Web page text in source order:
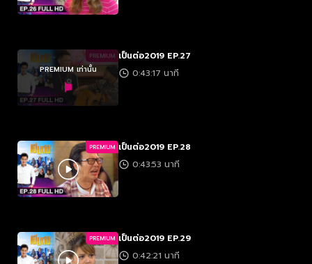
PREMIUM
PREMIUM เท่านั้น
เป็นต่อ2019 EP.27
0:43:17 นาที
PREMIUM เป็นต่อ2019 EP.28
0:43:53 นาที
PREMIUM เป็นต่อ2019 EP.29
0:42:21 นาที